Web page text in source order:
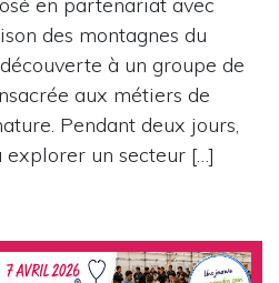
en partenariat avec
des montagnes du
à un groupe de
aux métiers de
Pendant deux jours,
un secteur […]